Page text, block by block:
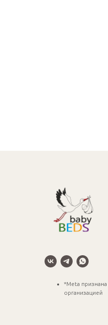
*Meta признана
организацией